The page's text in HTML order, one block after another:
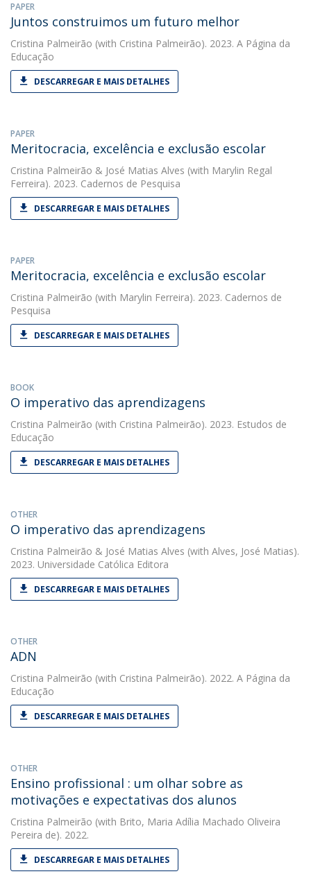
PAPER
Juntos construimos um futuro melhor
Cristina Palmeirão (with Cristina Palmeirão). 2023. A Página da
Educação
DESCARREGAR E MAIS DETALHES
PAPER
Meritocracia, excelência e exclusão escolar
Cristina Palmeirão & José Matias Alves (with Marylin Regal
Ferreira). 2023. Cadernos de Pesquisa
DESCARREGAR E MAIS DETALHES
PAPER
Meritocracia, excelência e exclusão escolar
Cristina Palmeirão (with Marylin Ferreira). 2023. Cadernos de
Pesquisa
DESCARREGAR E MAIS DETALHES
BOOK
O imperativo das aprendizagens
Cristina Palmeirão (with Cristina Palmeirão). 2023. Estudos de
Educação
DESCARREGAR E MAIS DETALHES
OTHER
O imperativo das aprendizagens
Cristina Palmeirão & José Matias Alves (with Alves, José Matias).
2023. Universidade Católica Editora
DESCARREGAR E MAIS DETALHES
OTHER
ADN
Cristina Palmeirão (with Cristina Palmeirão). 2022. A Página da
Educação
DESCARREGAR E MAIS DETALHES
OTHER
Ensino profissional : um olhar sobre as
motivações e expectativas dos alunos
Cristina Palmeirão (with Brito, Maria Adília Machado Oliveira
Pereira de). 2022.
DESCARREGAR E MAIS DETALHES